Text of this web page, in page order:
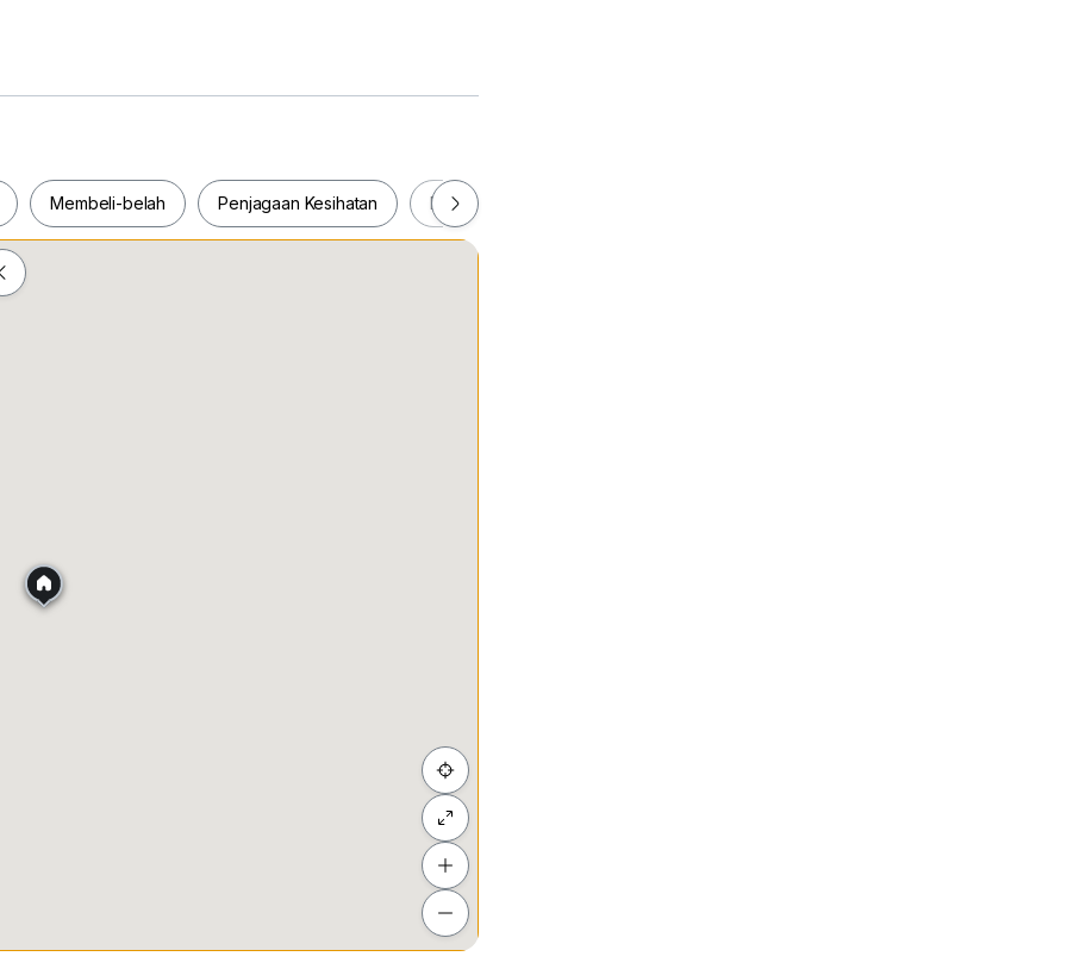
FAN, GRILL, AIR-CON, WATER HEATER,
SECURITY, INFINITY SWIMMING POOL,
Membeli-belah Penjagaan Kesihatan Makanan & Minuman